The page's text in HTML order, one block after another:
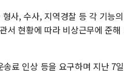
사, 수사, 지역경찰 등 각 기능
서 현황에 따라 비상근무에 준해
료 인상 등을 요구하며 지난 7